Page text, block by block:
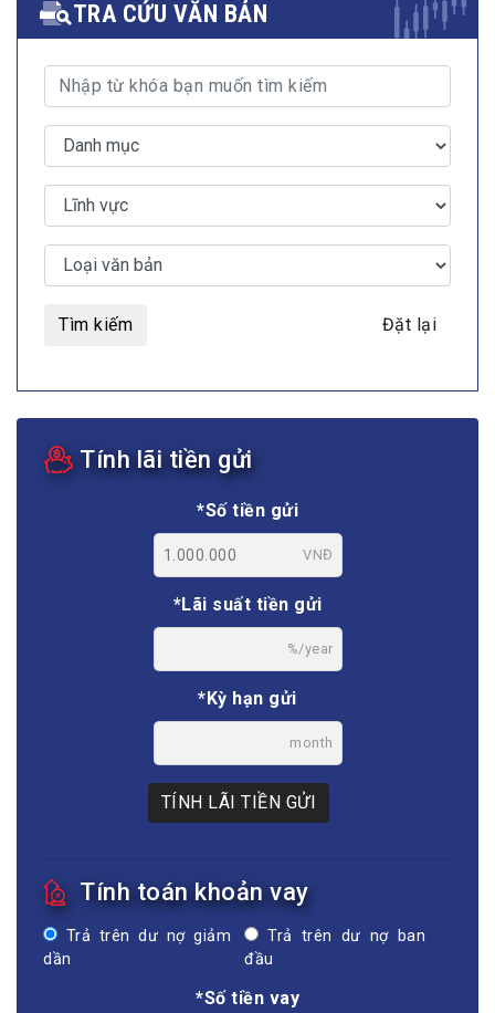
TRA CỨU VĂN BẢN
Tìm kiếm Đặt lại
Tính lãi tiền gửi
*Số tiền gửi
VNĐ
*Lãi suất tiền gửi
%/year
*Kỳ hạn gửi
month
TÍNH LÃI TIỀN GỬI
Tính toán khoản vay
Trả trên dư nợ giảm
dần
Trả trên dư nợ ban
đầu
*Số tiền vay